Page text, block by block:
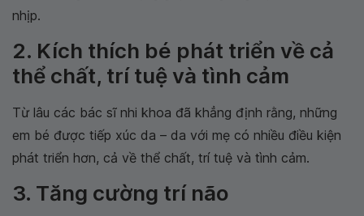
nhịp.
2. Kích thích bé phát triển về cả
thể chất, trí tuệ và tình cảm
Từ lâu các bác sĩ nhi khoa đã khẳng định rằng, những
em bé được tiếp xúc da – da với mẹ có nhiều điều kiện
phát triển hơn, cả về thể chất, trí tuệ và tình cảm.
3. Tăng cường trí não